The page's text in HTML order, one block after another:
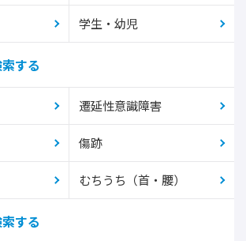
学生・幼児
する
遷延性意識障害
傷跡
むちうち（首・腰）
する